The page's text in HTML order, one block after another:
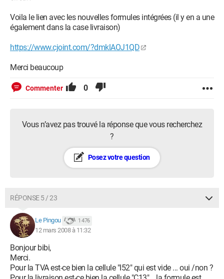
Voila le lien avec les nouvelles formules intégrées (il y en a une
également dans la case livraison)
https://www.cjoint.com/?dmklAOJ1QD
Merci beaucoup
Commenter 0
Vous n’avez pas trouvé la réponse que vous recherchez
?
Posez votre question
RÉPONSE 5 / 23
Le Pingou 1 476
12 mars 2008 à 11:32
Bonjour bibi,
Merci.
Pour la TVA est-ce bien la cellule "I52" qui est vide ... oui /non ?